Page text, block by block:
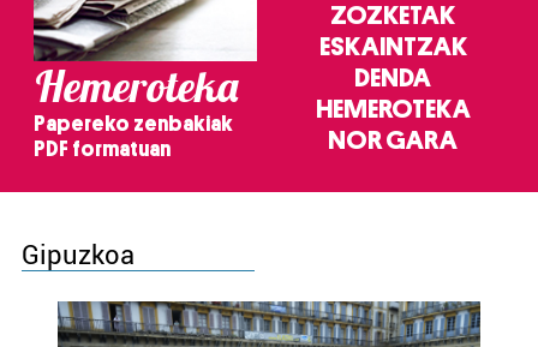
Hemeroteka
Papereko zenbakiak
PDF formatuan
ZOZKETAK
ESKAINTZAK
DENDA
HEMEROTEKA
NOR GARA
Gipuzkoa